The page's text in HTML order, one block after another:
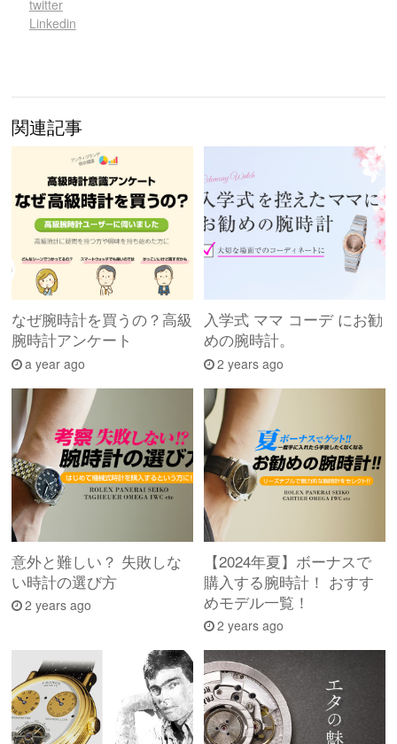
twitter
Linkedin
関連記事
なぜ腕時計を買うの？高級
腕時計アンケート
a year ago
入学式 ママ コーデ にお勧
めの腕時計。
2 years ago
意外と難しい？ 失敗しな
い時計の選び方
2 years ago
【2024年夏】ボーナスで
購入する腕時計！ おすす
めモデル一覧！
2 years ago